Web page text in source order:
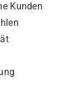
Kunden